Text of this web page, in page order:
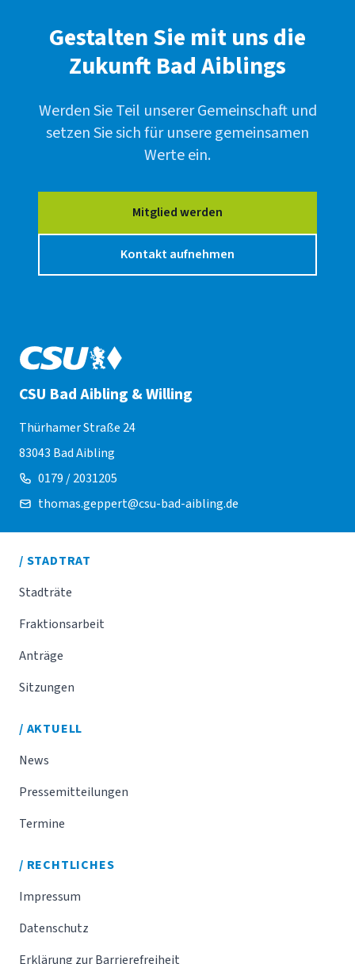
Gestalten Sie mit uns die
Zukunft Bad Aiblings
Werden Sie Teil unserer Gemeinschaft und
setzen Sie sich für unsere gemeinsamen
Werte ein.
Mitglied werden
Kontakt aufnehmen
CSU Bad Aibling & Willing
Thürhamer Straße 24
83043 Bad Aibling
0179 / 2031205
thomas.geppert@csu-bad-aibling.de
/ STADTRAT
Stadträte
Fraktionsarbeit
Anträge
Sitzungen
/ AKTUELL
News
Pressemitteilungen
Termine
/ RECHTLICHES
Impressum
Datenschutz
Erklärung zur Barrierefreiheit